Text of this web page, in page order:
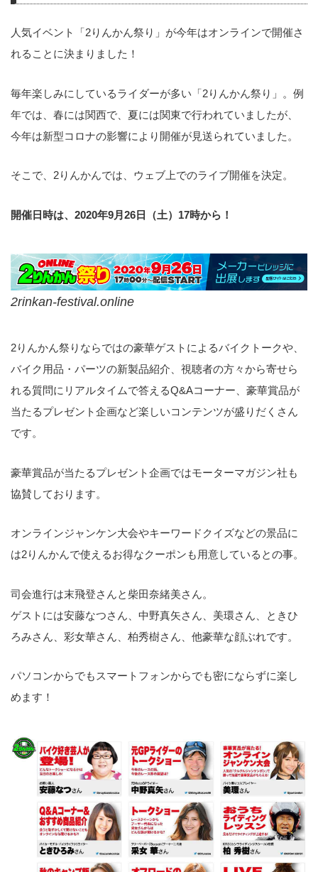
人気イベント「2りんかん祭り」が今年はオンラインで開催さ
れることに決まりました！
毎年楽しみにしているライダーが多い「2りんかん祭り」。例
年では、春には関西で、夏には関東で行われていましたが、
今年は新型コロナの影響により開催が見送られていました。
そこで、2りんかんでは、ウェブ上でのライブ開催を決定。
開催日時は、2020年9月26日（土）17時から！
2rinkan-festival.online
2りんかん祭りならではの豪華ゲストによるバイクトークや、
バイク用品・パーツの新製品紹介、視聴者の方々から寄せら
れる質問にリアルタイムで答えるQ&Aコーナー、豪華賞品が
当たるプレゼント企画など楽しいコンテンツが盛りだくさん
です。
豪華賞品が当たるプレゼント企画ではモーターマガジン社も
協賛しております。
オンラインジャンケン大会やキーワードクイズなどの景品に
は2りんかんで使えるお得なクーポンも用意しているとの事。
司会進行は末飛登さんと柴田奈緒美さん。
ゲストには安藤なつさん、中野真矢さん、美環さん、ときひ
ろみさん、彩女華さん、柏秀樹さん、他豪華な顔ぶれです。
パソコンからでもスマートフォンからでも密にならずに楽し
めます！